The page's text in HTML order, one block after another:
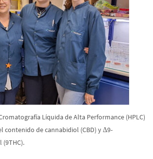
Líquida de Alta Performance (HPLC)
contenido de cannabidiol (CBD) y Δ9-